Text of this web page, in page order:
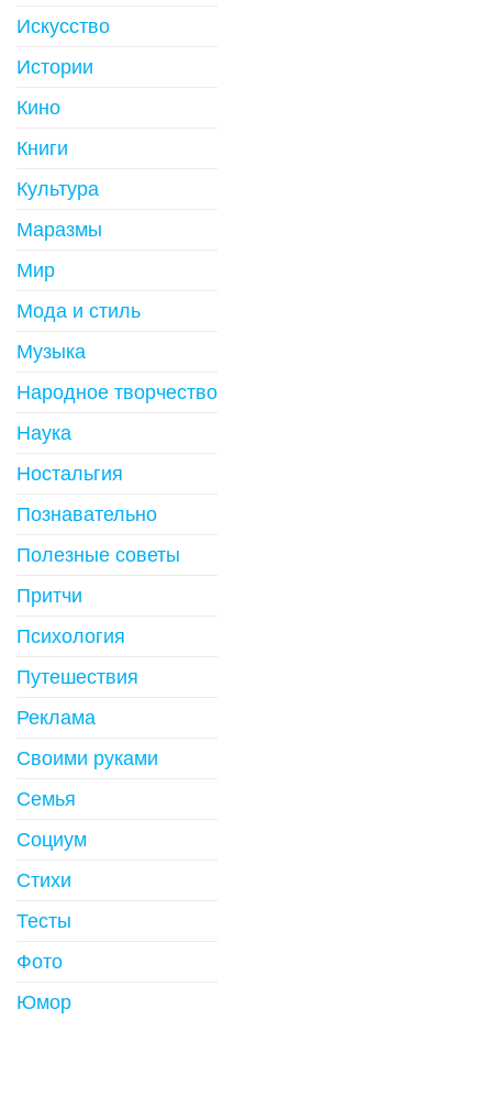
Искусство
Истории
Кино
Книги
Культура
Маразмы
Мир
Мода и стиль
Музыка
Народное творчество
Наука
Ностальгия
Познавательно
Полезные советы
Притчи
Психология
Путешествия
Реклама
Своими руками
Семья
Социум
Стихи
Тесты
Фото
Юмор